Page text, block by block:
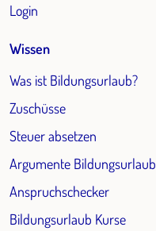
Login
Wissen
Was ist Bildungsurlaub?
Zuschüsse
Steuer absetzen
Argumente Bildungsurlaub
Anspruchschecker
Bildungsurlaub Kurse